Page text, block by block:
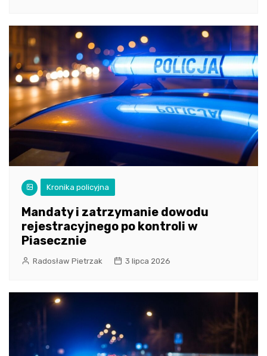
Kronika policyjna
Mandaty i zatrzymanie dowodu
rejestracyjnego po kontroli w
Piasecznie
Radosław Pietrzak 3 lipca 2026